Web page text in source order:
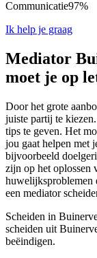
Communicatie97%
Ik help je graag
Mediator
moet je op
Door het grote
juiste partij te
tips te geven. Het
jou gaat helpen met
bijvoorbeeld
zijn op het oplossen
huwelijksproblemen
een mediator
Scheiden in
scheiden uit
beëindigen.